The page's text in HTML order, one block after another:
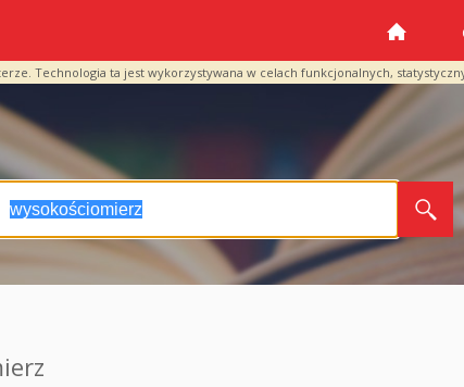
Technologia ta jest wykorzystywana w celach funkcjonalnych,